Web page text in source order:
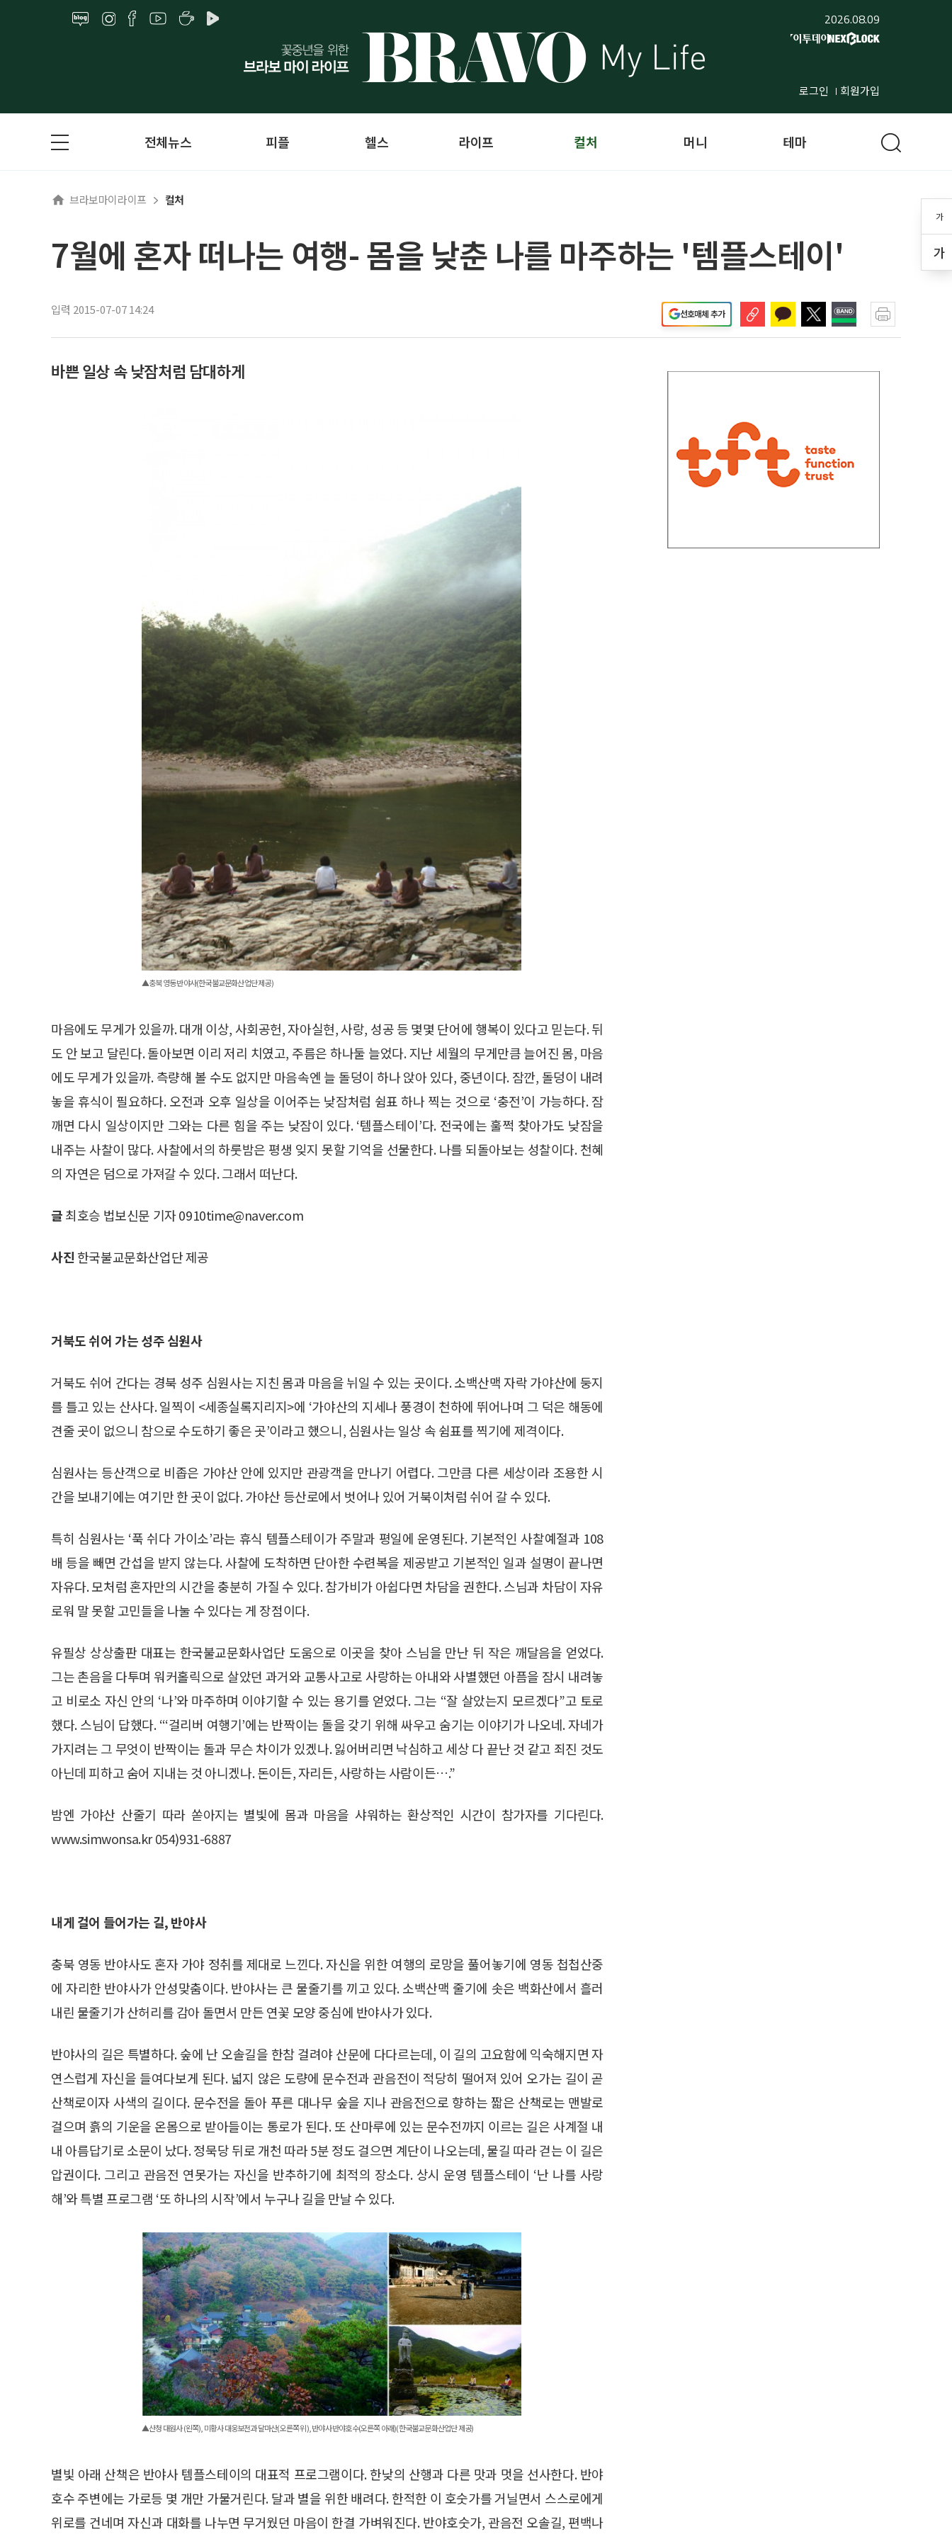
2026.08.09
로그인 회원가입
가
가
전체뉴스 피플 헬스 라이프 컬처 머니 테마
브라보마이라이프 컬처
7월에 혼자 떠나는 여행- 몸을 낮춘 나를 마주하는 '템플스테이'
입력 2015-07-07 14:24 선호매체 추가
바쁜 일상 속 낮잠처럼 담대하게
▲충북 영동 반야사(한국불교문화산업단 제공)
마음에도 무게가 있을까. 대개 이상, 사회공헌, 자아실현, 사랑, 성공 등 몇몇 단어에 행복이 있다고 믿는다. 뒤
도 안 보고 달린다. 돌아보면 이리 저리 치였고, 주름은 하나둘 늘었다. 지난 세월의 무게만큼 늘어진 몸, 마음
에도 무게가 있을까. 측량해 볼 수도 없지만 마음속엔 늘 돌덩이 하나 앉아 있다, 중년이다. 잠깐, 돌덩이 내려
놓을 휴식이 필요하다. 오전과 오후 일상을 이어주는 낮잠처럼 쉼표 하나 찍는 것으로 ‘충전’이 가능하다. 잠
깨면 다시 일상이지만 그와는 다른 힘을 주는 낮잠이 있다. ‘템플스테이’다. 전국에는 훌쩍 찾아가도 낮잠을
내주는 사찰이 많다. 사찰에서의 하룻밤은 평생 잊지 못할 기억을 선물한다. 나를 되돌아보는 성찰이다. 천혜
의 자연은 덤으로 가져갈 수 있다. 그래서 떠난다.
글최호승 법보신문 기자 0910time@naver.com
사진 한국불교문화산업단 제공
거북도 쉬어 가는 성주 심원사
거북도 쉬어 간다는 경북 성주 심원사는 지친 몸과 마음을 뉘일 수 있는 곳이다. 소백산맥 자락 가야산에 둥지
를 틀고 있는 산사다. 일찍이 <세종실록지리지>에 ‘가야산의 지세나 풍경이 천하에 뛰어나며 그 덕은 해동에
견줄 곳이 없으니 참으로 수도하기 좋은 곳’이라고 했으니, 심원사는 일상 속 쉼표를 찍기에 제격이다.
심원사는 등산객으로 비좁은 가야산 안에 있지만 관광객을 만나기 어렵다. 그만큼 다른 세상이라 조용한 시
간을 보내기에는 여기만 한 곳이 없다. 가야산 등산로에서 벗어나 있어 거북이처럼 쉬어 갈 수 있다.
특히 심원사는 ‘푹 쉬다 가이소’라는 휴식 템플스테이가 주말과 평일에 운영된다. 기본적인 사찰예절과 108
배 등을 빼면 간섭을 받지 않는다. 사찰에 도착하면 단아한 수련복을 제공받고 기본적인 일과 설명이 끝나면
자유다. 모처럼 혼자만의 시간을 충분히 가질 수 있다. 참가비가 아쉽다면 차담을 권한다. 스님과 차담이 자유
로워 말 못할 고민들을 나눌 수 있다는 게 장점이다.
유필상 상상출판 대표는 한국불교문화사업단 도움으로 이곳을 찾아 스님을 만난 뒤 작은 깨달음을 얻었다.
그는 촌음을 다투며 워커홀릭으로 살았던 과거와 교통사고로 사랑하는 아내와 사별했던 아픔을 잠시 내려놓
고 비로소 자신 안의 ‘나’와 마주하며 이야기할 수 있는 용기를 얻었다. 그는 “잘 살았는지 모르겠다”고 토로
했다. 스님이 답했다. “‘걸리버 여행기’에는 반짝이는 돌을 갖기 위해 싸우고 숨기는 이야기가 나오네. 자네가
가지려는 그 무엇이 반짝이는 돌과 무슨 차이가 있겠나. 잃어버리면 낙심하고 세상 다 끝난 것 같고 죄진 것도
아닌데 피하고 숨어 지내는 것 아니겠나. 돈이든, 자리든, 사랑하는 사람이든….”
밤엔 가야산 산줄기 따라 쏟아지는 별빛에 몸과 마음을 샤워하는 환상적인 시간이 참가자를 기다린다.
www.simwonsa.kr 054)931-6887
내게 걸어 들어가는 길, 반야사
충북 영동 반야사도 혼자 가야 정취를 제대로 느낀다. 자신을 위한 여행의 로망을 풀어놓기에 영동 첩첩산중
에 자리한 반야사가 안성맞춤이다. 반야사는 큰 물줄기를 끼고 있다. 소백산맥 줄기에 솟은 백화산에서 흘러
내린 물줄기가 산허리를 감아 돌면서 만든 연꽃 모양 중심에 반야사가 있다.
반야사의 길은 특별하다. 숲에 난 오솔길을 한참 걸려야 산문에 다다르는데, 이 길의 고요함에 익숙해지면 자
연스럽게 자신을 들여다보게 된다. 넓지 않은 도량에 문수전과 관음전이 적당히 떨어져 있어 오가는 길이 곧
산책로이자 사색의 길이다. 문수전을 돌아 푸른 대나무 숲을 지나 관음전으로 향하는 짧은 산책로는 맨발로
걸으며 흙의 기운을 온몸으로 받아들이는 통로가 된다. 또 산마루에 있는 문수전까지 이르는 길은 사계절 내
내 아름답기로 소문이 났다. 정묵당 뒤로 개천 따라 5분 정도 걸으면 계단이 나오는데, 물길 따라 걷는 이 길은
압권이다. 그리고 관음전 연못가는 자신을 반추하기에 최적의 장소다. 상시 운영 템플스테이 ‘난 나를 사랑
해’와 특별 프로그램 ‘또 하나의 시작’에서 누구나 길을 만날 수 있다.
▲산청 대원사 (왼쪽), 미황사 대웅보전과 달마산(오른쪽 위), 반야사 반야호수(오른쪽 아래)(한국불교문화산업단 제공)
별빛 아래 산책은 반야사 템플스테이의 대표적 프로그램이다. 한낮의 산행과 다른 맛과 멋을 선사한다. 반야
호수 주변에는 가로등 몇 개만 가물거린다. 달과 별을 위한 배려다. 한적한 이 호숫가를 거닐면서 스스로에게
위로를 건네며 자신과 대화를 나누면 무거웠던 마음이 한결 가벼워진다. 반야호숫가, 관음전 오솔길, 편백나